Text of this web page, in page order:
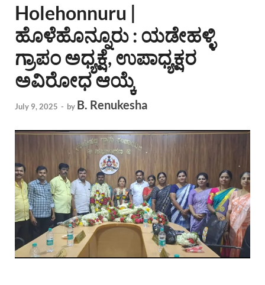
Holehonnuru |
ಹೊಳೆಹೊನ್ನೂರು : ಯಡೇಹಳ್ಳಿ
ಗ್ರಾಪಂ ಅಧ್ಯಕ್ಷೆ, ಉಪಾಧ್ಯಕ್ಷರ
ಅವಿರೋಧ ಆಯ್ಕೆ
July 9, 2025 - by B. Renukesha